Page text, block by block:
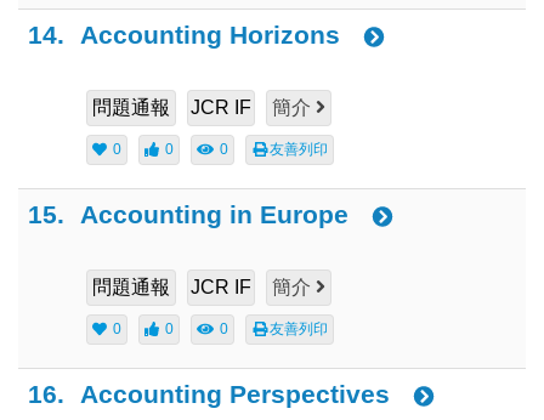
14. Accounting Horizons
問題通報 JCR IF 簡介
0 0 0 友善列印
15. Accounting in Europe
問題通報 JCR IF 簡介
0 0 0 友善列印
16. Accounting Perspectives